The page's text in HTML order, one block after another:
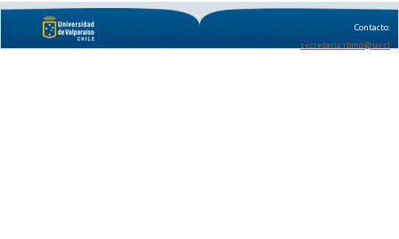
Contacto:
secretaria.rbmo@uv.cl